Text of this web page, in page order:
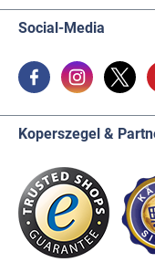
Social-Media
Koperszegel &